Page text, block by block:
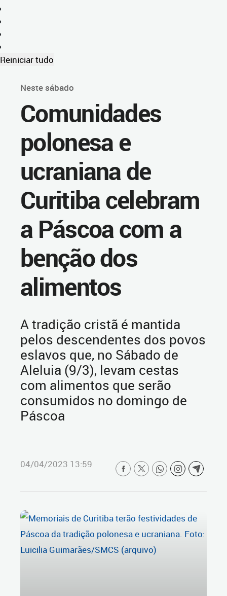
Reiniciar tudo
Neste sábado
Comunidades
polonesa e
ucraniana de
Curitiba celebram
a Páscoa com a
benção dos
alimentos
A tradição cristã é mantida
pelos descendentes dos povos
eslavos que, no Sábado de
Aleluia (9/3), levam cestas
com alimentos que serão
consumidos no domingo de
Páscoa
04/04/2023 13:59